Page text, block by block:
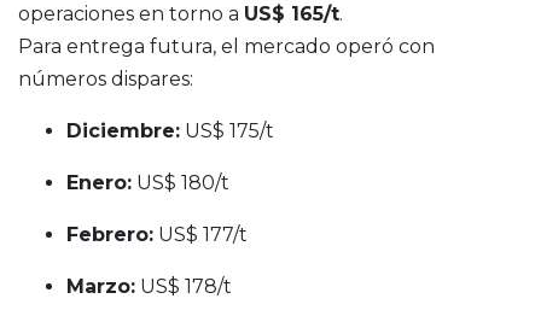
operaciones en torno a US$ 165/t.
Para entrega futura, el mercado operó con
números dispares:
Diciembre: US$ 175/t
Enero: US$ 180/t
Febrero: US$ 177/t
Marzo: US$ 178/t